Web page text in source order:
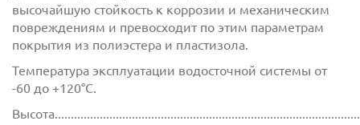
высочайшую стойкость к коррозии и механическим
повреждениям и превосходит по этим параметрам
покрытия из полиэстера и пластизола.
Температура эксплуатации водосточной системы от
-60 до +120°C.